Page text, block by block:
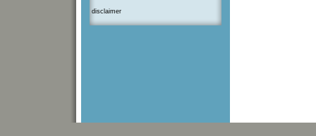
disclaimer